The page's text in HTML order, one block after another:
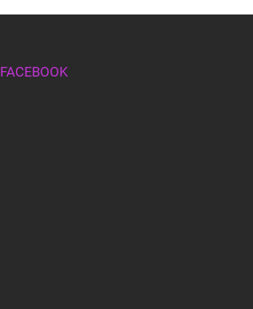
FACEBOOK